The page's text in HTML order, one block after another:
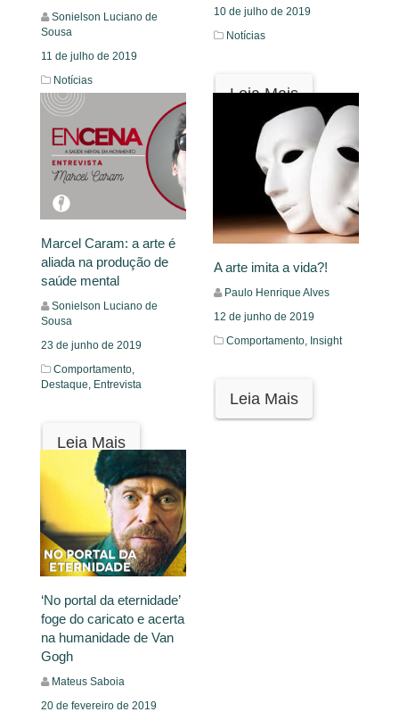
Sonielson Luciano de
Sousa
11 de julho de 2019
Notícias
Leia Mais
10 de julho de 2019
Notícias
Leia Mais
Marcel Caram: a arte é
aliada na produção de
saúde mental
Sonielson Luciano de
Sousa
23 de junho de 2019
Comportamento,
Destaque, Entrevista
Leia Mais
A arte imita a vida?!
Paulo Henrique Alves
12 de junho de 2019
Comportamento, Insight
Leia Mais
‘No portal da eternidade’
foge do caricato e acerta
na humanidade de Van
Gogh
Mateus Saboia
20 de fevereiro de 2019